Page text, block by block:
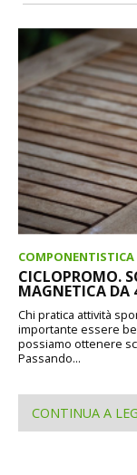
COMPONENTISTICA
CICLOPROMO.
MAGNETICA DA
Chi pratica attività
importante essere
possiamo ottenere
Passando...
CONTINUA A